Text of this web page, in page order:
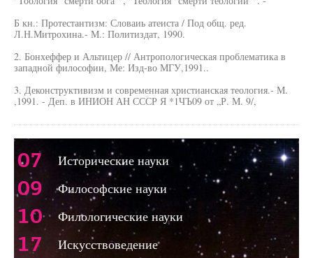
Б кн.: Протестантизм: Словаиь атеиста / Под общ. ред.
Л.Н.Митрохина.- М.: Политиздат, 1990.
2. Бонхеффер и Альтицер // Антропологическая проблематика в
западной философии, Ме: Изд-во МГУ,1991..
3. Деконструктивизм и современная христианская теология.- М.
,1991. - Деп. в ИНИОН АН СССР Я *1ЧЪ09 от „Р. М. 9/,
07 Исторические науки
09 Философские науки
10 Филологические науки
17 Искусствоведение